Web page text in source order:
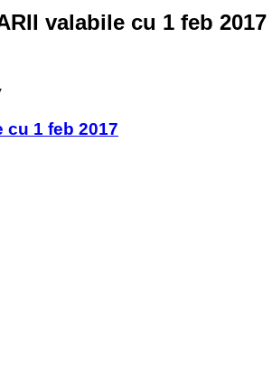
valabile cu 1 feb 2017
cu 1 feb 2017